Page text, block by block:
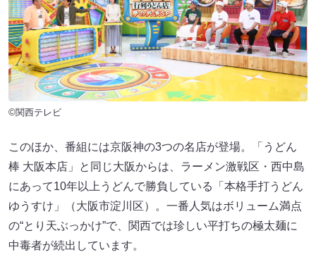
©関西テレビ
このほか、番組には京阪神の3つの名店が登場。「うどん
棒 大阪本店」と同じ大阪からは、ラーメン激戦区・西中島
にあって10年以上うどんで勝負している「本格手打うどん
ゆうすけ」（大阪市淀川区）。一番人気はボリューム満点
の“とり天ぶっかけ”で、関西では珍しい平打ちの極太麺に
中毒者が続出しています。